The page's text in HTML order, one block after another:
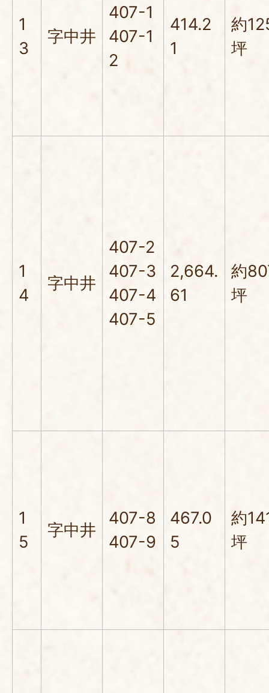
1
3
字中井
407-1
407-1
2
414.2
1
約
坪
1
4
字中井
407-2
407-3
407-4
407-5
2,664.
61
約
坪
1
5
字中井
407-8
407-9
467.0
5
約
坪